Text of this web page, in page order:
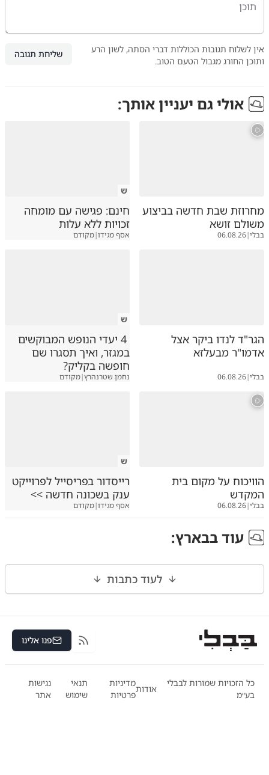
אין לשלוח תגובות הכוללות דברי הסתה, לשון הרע
ותוכן החורג מגבול הטעם הטוב.
שליחת תגובה
אולי גם יעניין אותך:
מחרוזת שבת חדשה בביצוע
משולם זושא
בבלי|
06.08.26
ש
חינם: פגישה עם מומחה
זכויות ללא עלות
אסף מגידו|מקודם
הגר"ד לנדו ביקר אצל
אדמו"ר מבעלזא
בבלי|
06.08.26
ש
4 יעדי הנופש המבוקשים
במגזר, ואיך תסגרו שם
חופשה בקליק?
נחמן שטרנהרץ|מקודם
הוויכוח על מקום בית
המקדש
בבלי|
06.08.26
ש
רייסדור בפריסייל לפרוייקט
ענק בשכונה חדשה >>
אסף מגידו|מקודם
עוד בבארץ:
לעוד כתבות
RSS פנו אלינו
כל הזכויות שמורות לבבלי
בע״מ
אודות
מדיניות
פרטיות
תנאי
שימוש
נגישות
אתר